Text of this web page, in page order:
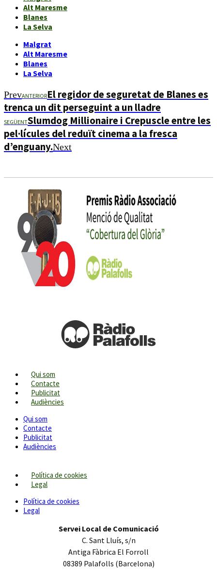
Alt Maresme
Blanes
La Selva
Malgrat
Alt Maresme
Blanes
La Selva
PrevANTERIOREl regidor de seguretat de Blanes es
trenca un dit perseguint a un lladre
SEGÜENTSlumdog Millionaire i Crepuscle entre les
pel·lícules del reduït cinema a la fresca
d’enguany.Next
Qui som
Contacte
Publicitat
Audiències
Qui som
Contacte
Publicitat
Audiències
Política de cookies
Legal
Política de cookies
Legal
Servei Local de Comunicació
C. Sant Lluís, s/n
Antiga Fàbrica El Forroll
08389 Palafolls (Barcelona)